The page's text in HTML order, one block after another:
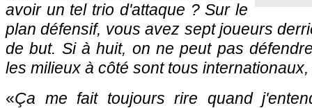
avoir un tel trio d'attaque ? Sur le
plan défensif, vous avez sept joueurs
de but. Si à huit, on ne peut pas
les milieux à côté sont tous
«Ça me fait toujours rire quand